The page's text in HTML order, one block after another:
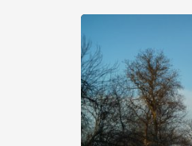
виявилося
абсолютну
оманливим – […]